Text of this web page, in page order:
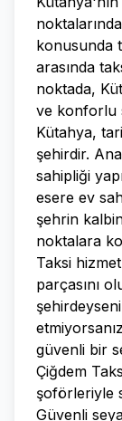
konusunda
arasında
noktada,
ve konforlu
Kütahya,
şehirdir.
sahipliği
esere ev
şehrin
noktalara
Taksi
parçasını
güvenli bir
Çiğdem
şoförleriyle
Güvenli